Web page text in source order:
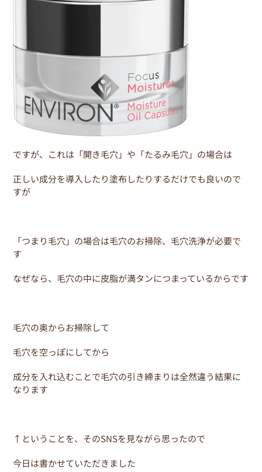
ですが、これは「開き毛穴」や「たるみ毛穴」の場合は
正しい成分を導入したり塗布したりするだけでも良いので
すが
「つまり毛穴」の場合は毛穴のお掃除、毛穴洗浄が必要で
す
なぜなら、毛穴の中に皮脂が満タンにつまっているからです
毛穴の奥からお掃除して
毛穴を空っぽにしてから
成分を入れ込むことで毛穴の引き締まりは全然違う結果に
なります
↑ということを、そのSNSを見ながら思ったので
今日は書かせていただきました